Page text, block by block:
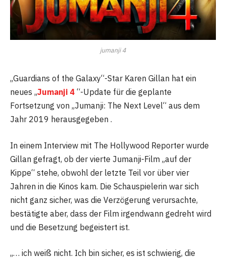
jumanji 4
„Guardians of the Galaxy“-Star Karen Gillan hat ein
neues „Jumanji 4 “-Update für die geplante
Fortsetzung von „Jumanji: The Next Level“ aus dem
Jahr 2019 herausgegeben .
In einem Interview mit The Hollywood Reporter wurde
Gillan gefragt, ob der vierte Jumanji-Film „auf der
Kippe“ stehe, obwohl der letzte Teil vor über vier
Jahren in die Kinos kam. Die Schauspielerin war sich
nicht ganz sicher, was die Verzögerung verursachte,
bestätigte aber, dass der Film irgendwann gedreht wird
und die Besetzung begeistert ist.
„… ich weiß nicht. Ich bin sicher, es ist schwierig, die